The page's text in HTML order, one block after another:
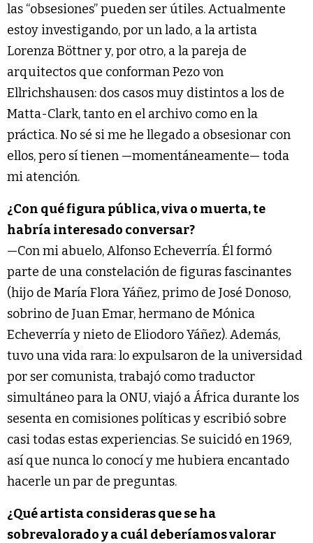
las “obsesiones” pueden ser útiles. Actualmente
estoy investigando, por un lado, a la artista
Lorenza Böttner y, por otro, a la pareja de
arquitectos que conforman Pezo von
Ellrichshausen: dos casos muy distintos a los de
Matta-Clark, tanto en el archivo como en la
práctica. No sé si me he llegado a obsesionar con
ellos, pero sí tienen —momentáneamente— toda
mi atención.
¿Con qué figura pública, viva o muerta, te
habría interesado conversar?
—Con mi abuelo, Alfonso Echeverría. Él formó
parte de una constelación de figuras fascinantes
(hijo de María Flora Yáñez, primo de José Donoso,
sobrino de Juan Emar, hermano de Mónica
Echeverría y nieto de Eliodoro Yáñez). Además,
tuvo una vida rara: lo expulsaron de la universidad
por ser comunista, trabajó como traductor
simultáneo para la ONU, viajó a África durante los
sesenta en comisiones políticas y escribió sobre
casi todas estas experiencias. Se suicidó en 1969,
así que nunca lo conocí y me hubiera encantado
hacerle un par de preguntas.
¿Qué artista consideras que se ha
sobrevalorado y a cuál deberíamos valorar